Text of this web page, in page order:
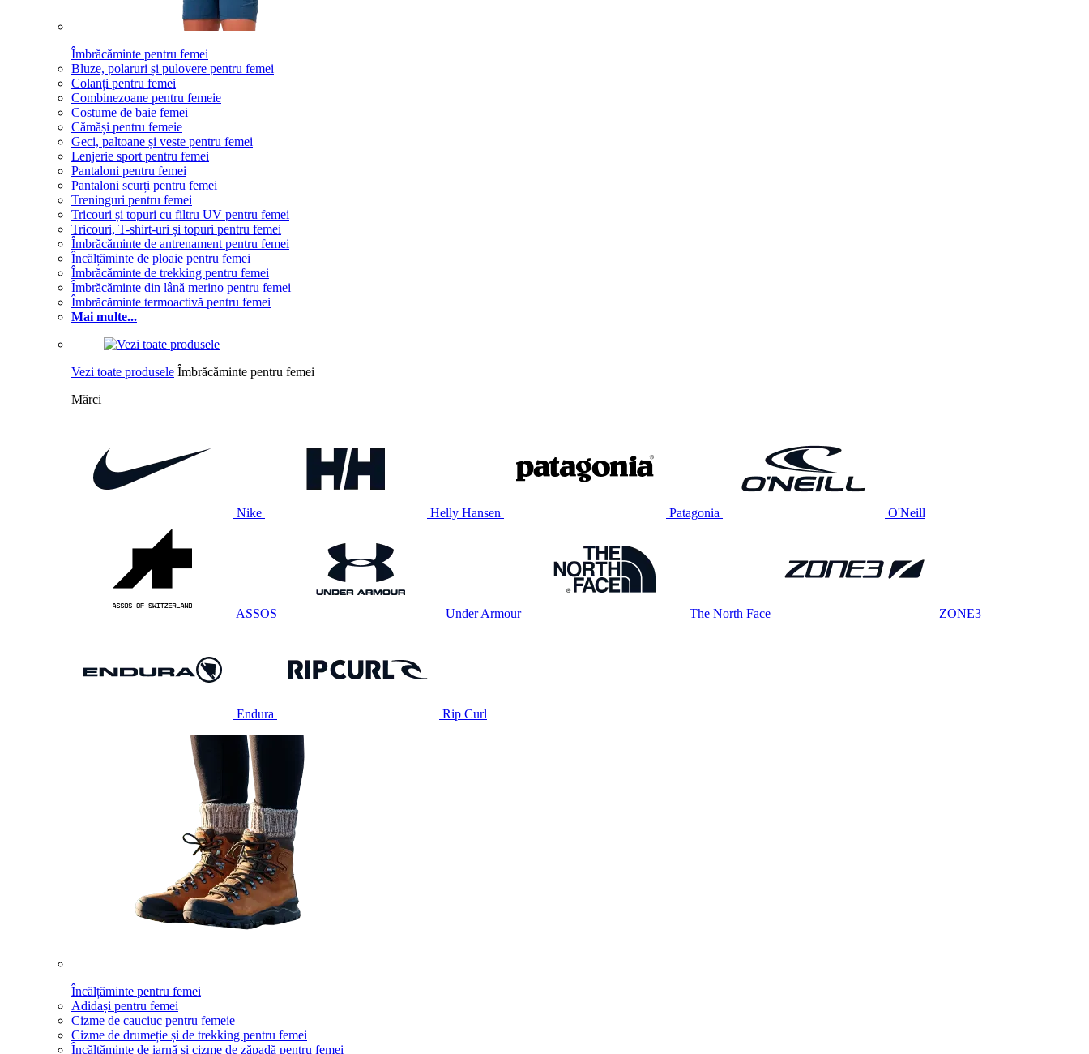
Îmbrăcăminte pentru femei
Bluze, polaruri și pulovere pentru femei
Colanți pentru femei
Combinezoane pentru femeie
Costume de baie femei
Cămăși pentru femeie
Geci, paltoane și veste pentru femei
Lenjerie sport pentru femei
Pantaloni pentru femei
Pantaloni scurți pentru femei
Treninguri pentru femei
Tricouri și topuri cu filtru UV pentru femei
Tricouri, T-shirt-uri și topuri pentru femei
Îmbrăcăminte de antrenament pentru femei
Încălțăminte de ploaie pentru femei
Îmbrăcăminte de trekking pentru femei
Îmbrăcăminte din lână merino pentru femei
Îmbrăcăminte termoactivă pentru femei
Mai multe...
Vezi toate produsele Îmbrăcăminte pentru femei
Mărci
Nike Helly Hansen Patagonia O'Neill
ASSOS Under Armour The North Face ZONE3
Endura Rip Curl
Încălțăminte pentru femei
Adidași pentru femei
Cizme de cauciuc pentru femeie
Cizme de drumeție și de trekking pentru femei
Încălțăminte de iarnă și cizme de zăpadă pentru femei